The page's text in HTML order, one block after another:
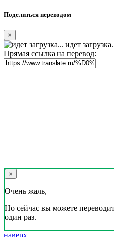
Поделиться переводом
×
идет
Прямая ссылка на перевод:
×
Очень жаль,
Но сейчас вы можете
один раз.
наверх